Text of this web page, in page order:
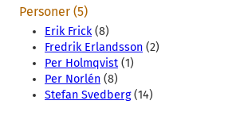
Personer (5)
Erik Frick(8)
Fredrik Erlandsson (2)
Per Holmqvist (1)
Per Norlén (8)
Stefan Svedberg(14)